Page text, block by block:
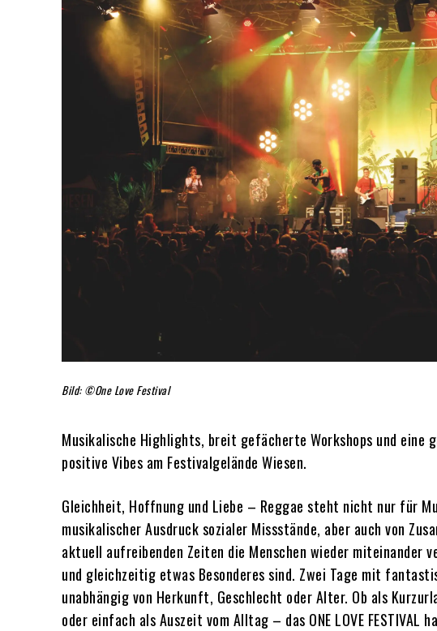
Bild: ©One Love Festival
Musikalische Highlights, breit gefächerte Workshops und
positive Vibes am Festivalgelände Wiesen.
Gleichheit, Hoffnung und Liebe – Reggae steht nicht nur für
musikalischer Ausdruck sozialer Missstände, aber auch von
aktuell aufreibenden Zeiten die Menschen wieder miteinander
und gleichzeitig etwas Besonderes sind. Zwei Tage mit
unabhängig von Herkunft, Geschlecht oder Alter. Ob als
oder einfach als Auszeit vom Alltag – das ONE LOVE FESTIVAL